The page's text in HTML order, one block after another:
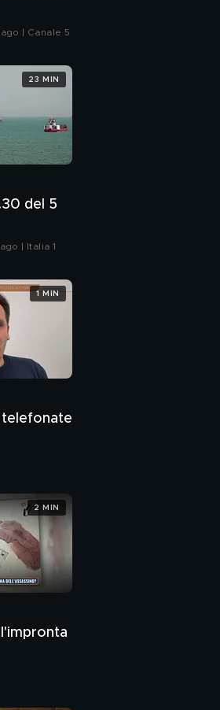
| Canale 5
del 5
| Italia 1
23 MIN
telefonate
1 MIN
2 MIN